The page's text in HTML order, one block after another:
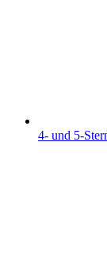
4- und 5-